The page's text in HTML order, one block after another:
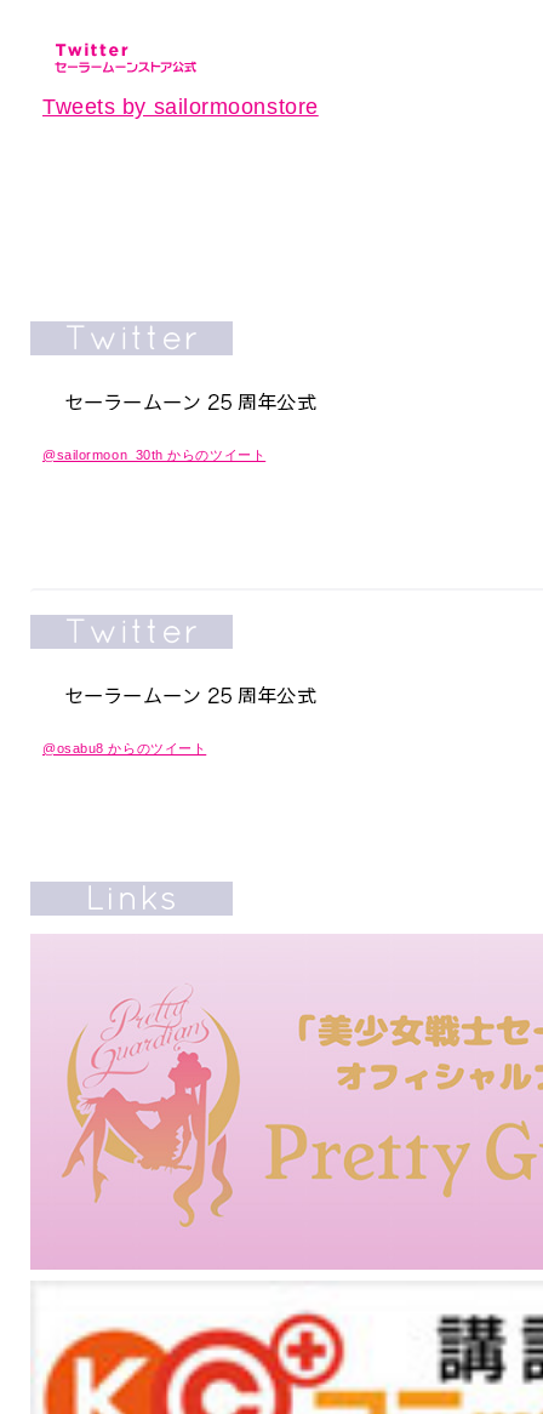
Tweets by sailormoonstore
@sailormoon_30th からのツイート
@osabu8 からのツイート